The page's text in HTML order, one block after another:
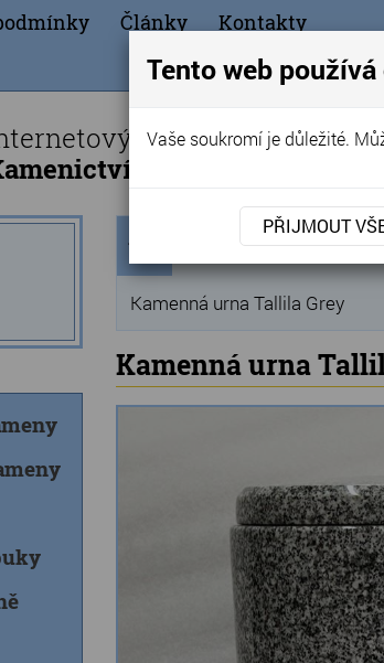
Články
Kontakty
obchod
Dvořák - Telč
stránka
Produkty » Hřbitovní
Kamenná urna Tallila Grey
Kamenná urna
Tento web
Vaše soukromí je důležité.
PŘIJMOUT